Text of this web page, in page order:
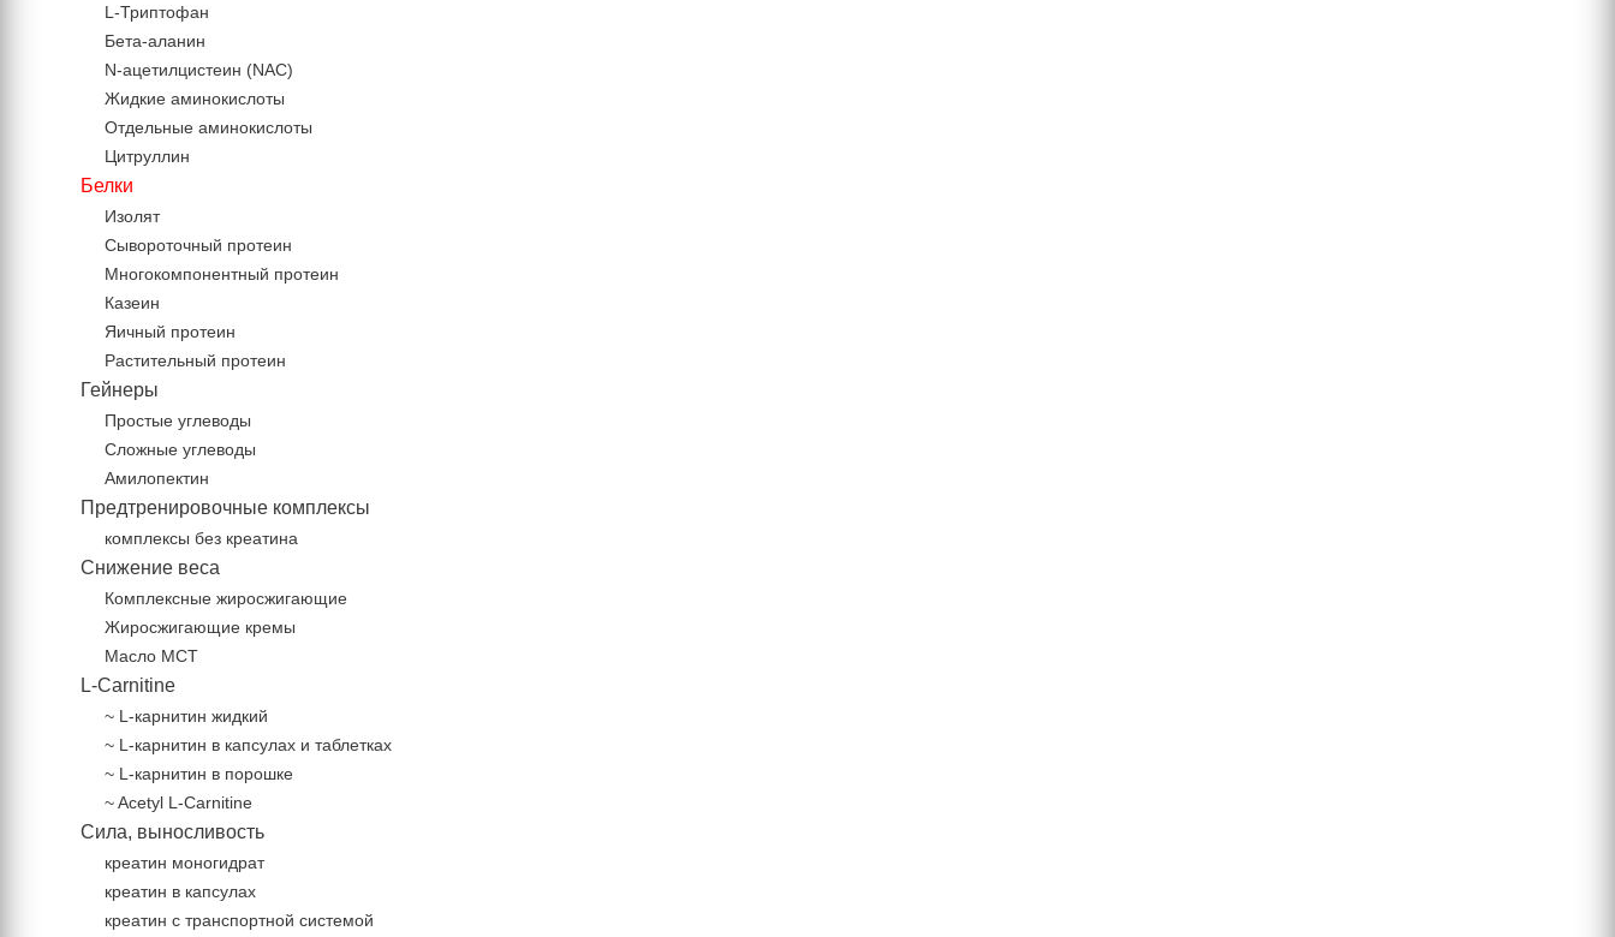
L-Триптофан
Бета-аланин
N-ацетилцистеин (NAC)
Жидкие аминокислоты
Отдельные аминокислоты
Цитруллин
Белки
Изолят
Сывороточный протеин
Многокомпонентный протеин
Казеин
Яичный протеин
Растительный протеин
Гейнеры
Простые углеводы
Сложные углеводы
Амилопектин
Предтренировочные комплексы
комплексы без креатина
Снижение веса
Комплексные жиросжигающие
Жиросжигающие кремы
Масло МСТ
L-Carnitine
~ L-карнитин жидкий
~ L-карнитин в капсулах и таблетках
~ L-карнитин в порошке
~ Acetyl L-Carnitine
Сила, выносливость
креатин моногидрат
креатин в капсулах
креатин с транспортной системой